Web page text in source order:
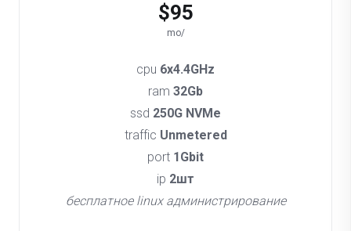
$95
/mo
cpu 6x4.4GHz
ram 32Gb
ssd 250G NVMe
traffic Unmetered
port 1Gbit
ip 2шт
бесплатное linux администрирование